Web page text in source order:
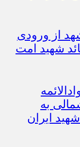
از ورودی
شهید امت
به
ایران